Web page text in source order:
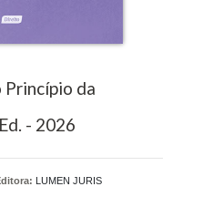
da
- 2026
LUMEN JURIS